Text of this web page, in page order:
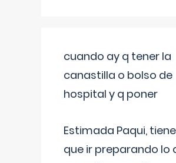
cuando ay q tener la
canastilla o bolso de
hospital y q poner
Estimada Paqui,
que ir preparando lo